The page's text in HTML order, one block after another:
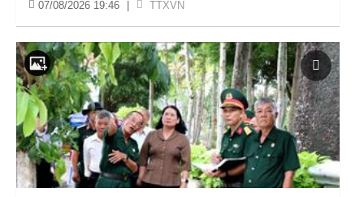
07/08/2026 19:46 TTXVN